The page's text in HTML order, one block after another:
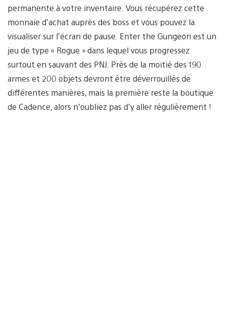
permanente à votre inventaire. Vous récupérez cette
monnaie d’achat auprès des boss et vous pouvez la
visualiser sur l’écran de pause. Enter the Gungeon est un
jeu de type « Rogue » dans lequel vous progressez
surtout en sauvant des PNJ. Près de la moitié des 190
armes et 200 objets devront être déverrouillés de
différentes manières, mais la première reste la boutique
de Cadence, alors n’oubliez pas d’y aller régulièrement !